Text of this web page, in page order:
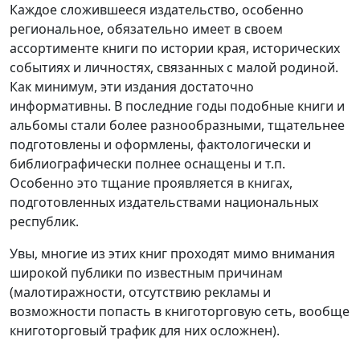
Каждое сложившееся издательство, особенно
региональное, обязательно имеет в своем
ассортименте книги по истории края, исторических
событиях и личностях, связанных с малой родиной.
Как минимум, эти издания достаточно
информативны. В последние годы подобные книги и
альбомы стали более разнообразными, тщательнее
подготовлены и оформлены, фактологически и
библиографически полнее оснащены и т.п.
Особенно это тщание проявляется в книгах,
подготовленных издательствами национальных
республик.
Увы, многие из этих книг проходят мимо внимания
широкой публики по известным причинам
(малотиражности, отсутствию рекламы и
возможности попасть в книготорговую сеть, вообще
книготорговый трафик для них осложнен).